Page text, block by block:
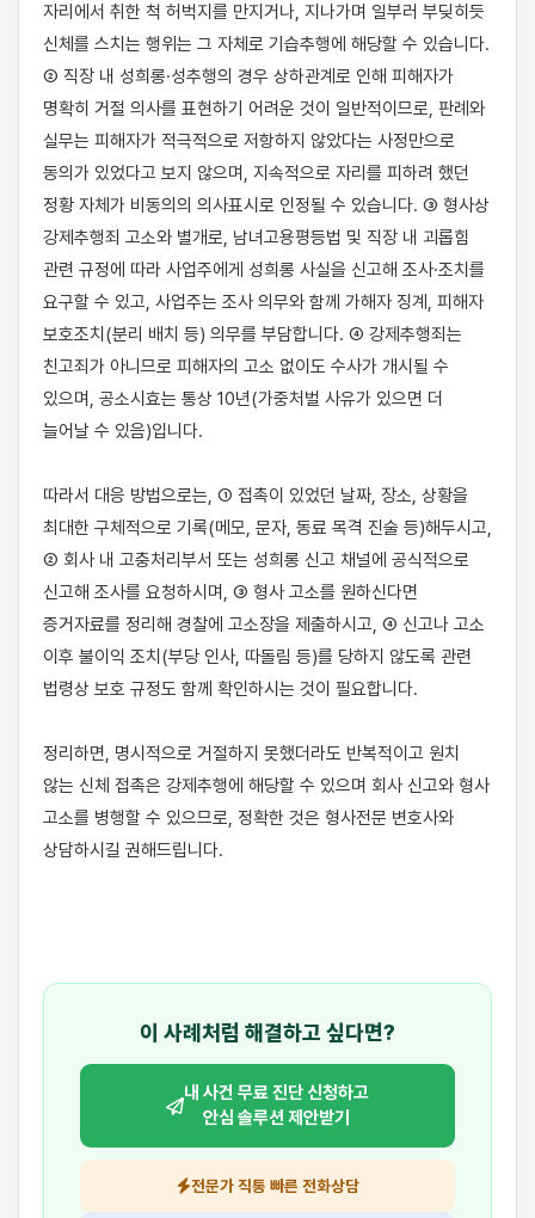
자리에서 취한 척 허벅지를 만지거나, 지나가며 일부러 부딪히듯
신체를 스치는 행위는 그 자체로 기습추행에 해당할 수 있습니다.
② 직장 내 성희롱·성추행의 경우 상하관계로 인해 피해자가
명확히 거절 의사를 표현하기 어려운 것이 일반적이므로, 판례와
실무는 피해자가 적극적으로 저항하지 않았다는 사정만으로
동의가 있었다고 보지 않으며, 지속적으로 자리를 피하려 했던
정황 자체가 비동의의 의사표시로 인정될 수 있습니다. ③ 형사상
강제추행죄 고소와 별개로, 남녀고용평등법 및 직장 내 괴롭힘
관련 규정에 따라 사업주에게 성희롱 사실을 신고해 조사·조치를
요구할 수 있고, 사업주는 조사 의무와 함께 가해자 징계, 피해자
보호조치(분리 배치 등) 의무를 부담합니다. ④ 강제추행죄는
친고죄가 아니므로 피해자의 고소 없이도 수사가 개시될 수
있으며, 공소시효는 통상 10년(가중처벌 사유가 있으면 더
늘어날 수 있음)입니다.
따라서 대응 방법으로는, ① 접촉이 있었던 날짜, 장소, 상황을
최대한 구체적으로 기록(메모, 문자, 동료 목격 진술 등)해두시고,
② 회사 내 고충처리부서 또는 성희롱 신고 채널에 공식적으로
신고해 조사를 요청하시며, ③ 형사 고소를 원하신다면
증거자료를 정리해 경찰에 고소장을 제출하시고, ④ 신고나 고소
이후 불이익 조치(부당 인사, 따돌림 등)를 당하지 않도록 관련
법령상 보호 규정도 함께 확인하시는 것이 필요합니다.
정리하면, 명시적으로 거절하지 못했더라도 반복적이고 원치
않는 신체 접촉은 강제추행에 해당할 수 있으며 회사 신고와 형사
고소를 병행할 수 있으므로, 정확한 것은 형사전문 변호사와
상담하시길 권해드립니다.
이 사례처럼 해결하고 싶다면?
내 사건 무료 진단 신청하고
안심 솔루션 제안받기
전문가 직통 빠른 전화상담